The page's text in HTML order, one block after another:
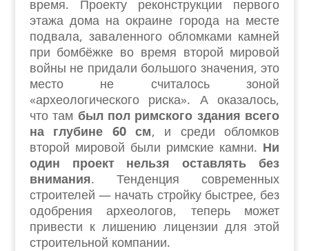
время. Проекту реконструкции первого
этажа дома на окраине города на месте
подвала, заваленного обломками камней
при бомбёжке во время второй мировой
войны не придали большого значения, это
место не считалось зоной
«археологического риска». А оказалось,
что там был пол римского здания всего
на глубине 60 см, и среди обломков
второй мировой были римские камни. Ни
один проект нельзя оставлять без
внимания. Тенденция современных
строителей — начать стройку быстрее, без
одобрения археологов, теперь может
привести к лишению лицензии для этой
строительной компании.